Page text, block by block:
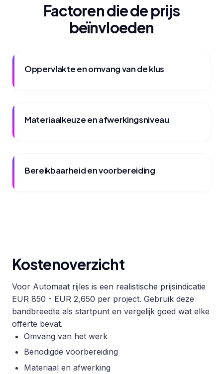
Factoren die de prijs
beïnvloeden
Oppervlakte en omvang van de klus
Materiaalkeuze en afwerkingsniveau
Bereikbaarheid en voorbereiding
Kostenoverzicht
Voor Automaat rijles is een realistische prijsindicatie
EUR 850 - EUR 2,650 per project. Gebruik deze
bandbreedte als startpunt en vergelijk goed wat elke
offerte bevat.
Omvang van het werk
Benodigde voorbereiding
Materiaal en afwerking